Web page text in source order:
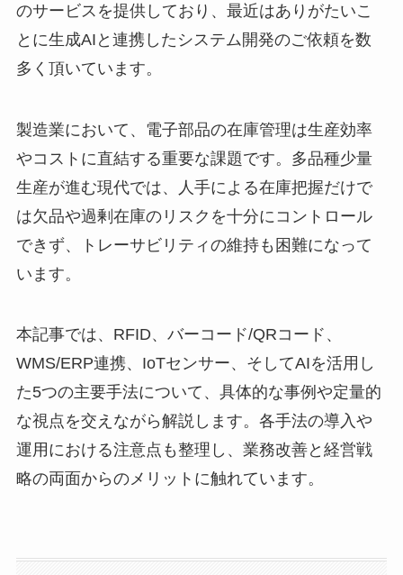
のサービスを提供しており、最近はありがたいこ
とに生成AIと連携したシステム開発のご依頼を数
多く頂いています。
製造業において、電子部品の在庫管理は生産効率
やコストに直結する重要な課題です。多品種少量
生産が進む現代では、人手による在庫把握だけで
は欠品や過剰在庫のリスクを十分にコントロール
できず、トレーサビリティの維持も困難になって
います。
本記事では、RFID、バーコード/QRコード、
WMS/ERP連携、IoTセンサー、そしてAIを活用し
た5つの主要手法について、具体的な事例や定量的
な視点を交えながら解説します。各手法の導入や
運用における注意点も整理し、業務改善と経営戦
略の両面からのメリットに触れています。